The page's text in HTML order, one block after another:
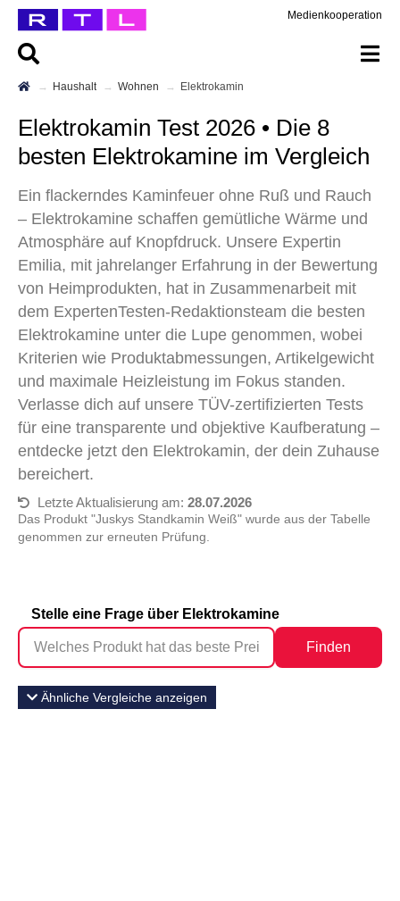
Medienkooperation
Haushalt Wohnen Elektrokamin
Elektrokamin Test 2026 • Die 8
besten Elektrokamine im Vergleich
Ein flackerndes Kaminfeuer ohne Ruß und Rauch
– Elektrokamine schaffen gemütliche Wärme und
Atmosphäre auf Knopfdruck. Unsere Expertin
Emilia, mit jahrelanger Erfahrung in der Bewertung
von Heimprodukten, hat in Zusammenarbeit mit
dem ExpertenTesten-Redaktionsteam die besten
Elektrokamine unter die Lupe genommen, wobei
Kriterien wie Produktabmessungen, Artikelgewicht
und maximale Heizleistung im Fokus standen.
Verlasse dich auf unsere TÜV-zertifizierten Tests
für eine transparente und objektive Kaufberatung –
entdecke jetzt den Elektrokamin, der dein Zuhause
bereichert.
Letzte Aktualisierung am: 28.07.2026
Das Produkt "Juskys Standkamin Weiß" wurde aus der Tabelle
genommen zur erneuten Prüfung.
Stelle eine Frage über Elektrokamine
Finden
Ähnliche Vergleiche anzeigen